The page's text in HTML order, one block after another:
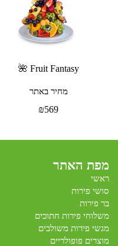
Fruit Fantasy 🌺
מחיר באתר
₪569
מפת האתר
ראשי
סושי פירות
בר פירות
משלוחי פירות חתוכים
מגשי פירות משולבים
מוצרים פופולריים